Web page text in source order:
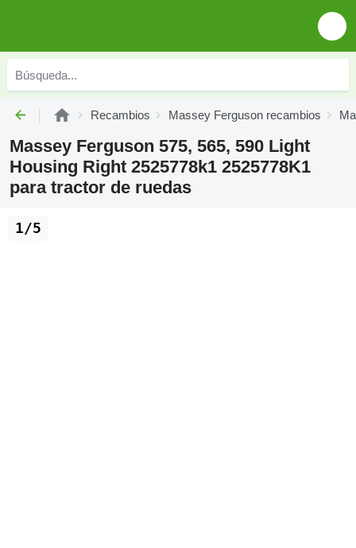
Recambios Massey Ferguson recambios
Massey Ferguson 575, 565, 590 Light
Housing Right 2525778k1 2525778K1
para tractor de ruedas
1/5